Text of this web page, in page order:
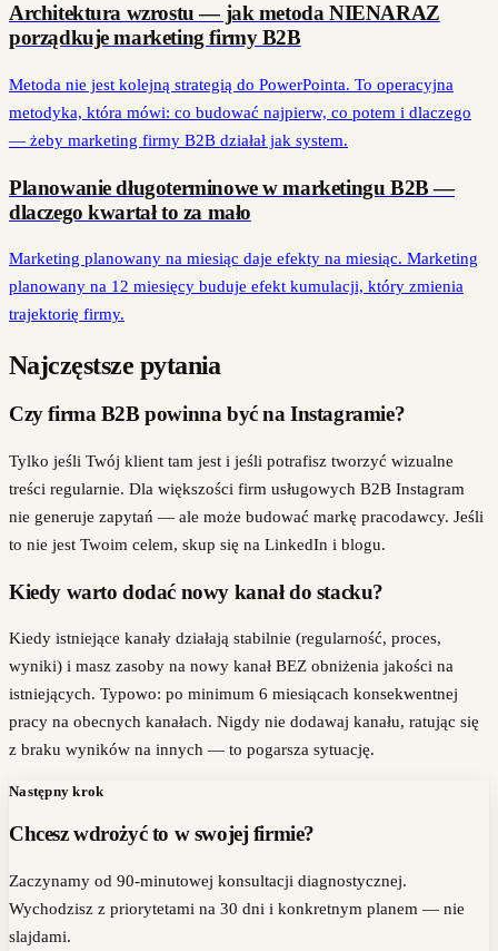
Architektura wzrostu — jak metoda NIENARAZ
porządkuje marketing firmy B2B
Metoda nie jest kolejną strategią do PowerPointa. To operacyjna
metodyka, która mówi: co budować najpierw, co potem i dlaczego
— żeby marketing firmy B2B działał jak system.
Planowanie długoterminowe w marketingu B2B —
dlaczego kwartał to za mało
Marketing planowany na miesiąc daje efekty na miesiąc. Marketing
planowany na 12 miesięcy buduje efekt kumulacji, który zmienia
trajektorię firmy.
Najczęstsze pytania
Czy firma B2B powinna być na Instagramie?
Tylko jeśli Twój klient tam jest i jeśli potrafisz tworzyć wizualne
treści regularnie. Dla większości firm usługowych B2B Instagram
nie generuje zapytań — ale może budować markę pracodawcy. Jeśli
to nie jest Twoim celem, skup się na LinkedIn i blogu.
Kiedy warto dodać nowy kanał do stacku?
Kiedy istniejące kanały działają stabilnie (regularność, proces,
wyniki) i masz zasoby na nowy kanał BEZ obniżenia jakości na
istniejących. Typowo: po minimum 6 miesiącach konsekwentnej
pracy na obecnych kanałach. Nigdy nie dodawaj kanału, ratując się
z braku wyników na innych — to pogarsza sytuację.
Następny krok
Chcesz wdrożyć to w swojej firmie?
Zaczynamy od 90-minutowej konsultacji diagnostycznej.
Wychodzisz z priorytetami na 30 dni i konkretnym planem — nie
slajdami.